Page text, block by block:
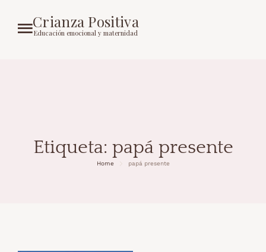
Crianza Positiva
Educación emocional y maternidad
Etiqueta: papá presente
Home papá presente